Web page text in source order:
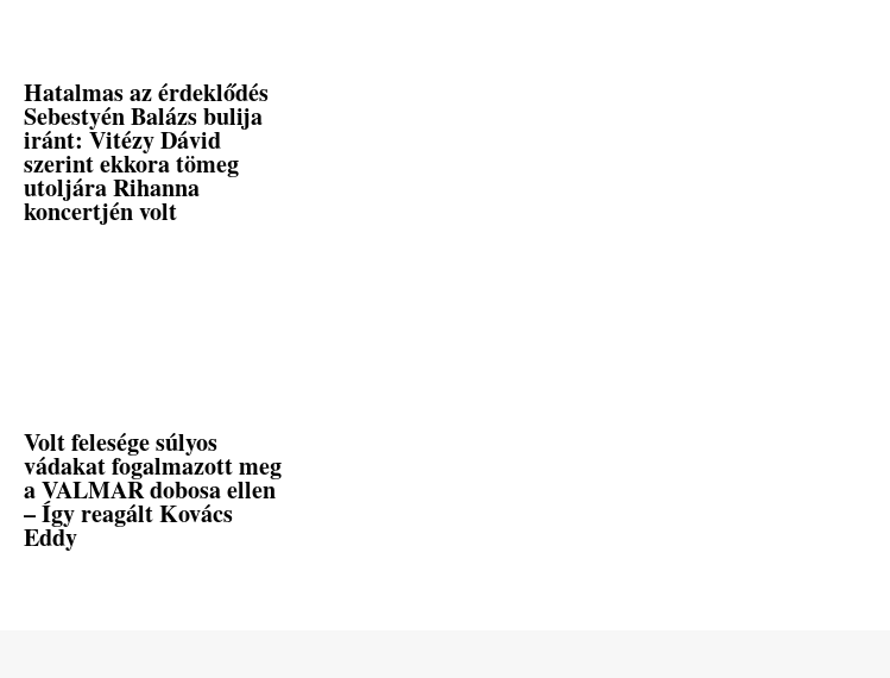
Hatalmas az érdeklődés
Sebestyén Balázs bulija
iránt: Vitézy Dávid
szerint ekkora tömeg
utoljára Rihanna
koncertjén volt
Volt felesége súlyos
vádakat fogalmazott meg
a VALMAR dobosa ellen
– Így reagált Kovács
Eddy